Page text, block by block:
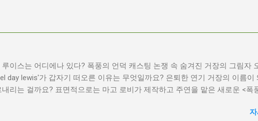
이스는 어디에나 있다? 폭풍의 언덕 캐스팅 논쟁 속 숨겨진 거장의 그림자
day lewis'가 갑자기 떠오른 이유는 무엇일까요? 은퇴한 연기 거장의 이름이
리는 걸까요? 표면적으로는 마고 로비가 제작하고 주연을 맡은 새로운 <폭
는 열망이 숨겨져 있습니다. Photo by Plufow Le Studio on Unsplash 폭풍의